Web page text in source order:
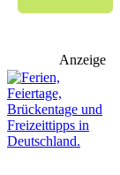
Anzeige